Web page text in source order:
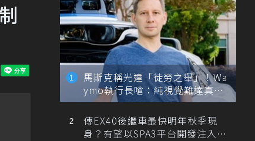
馬斯克稱光達「徒勞之舉」！Wa
ymo執行長嗆：純視覺難達真正
自動駕駛
傳EX40後繼車最快明年秋季現
身？有望以SPA3平台開發注入80